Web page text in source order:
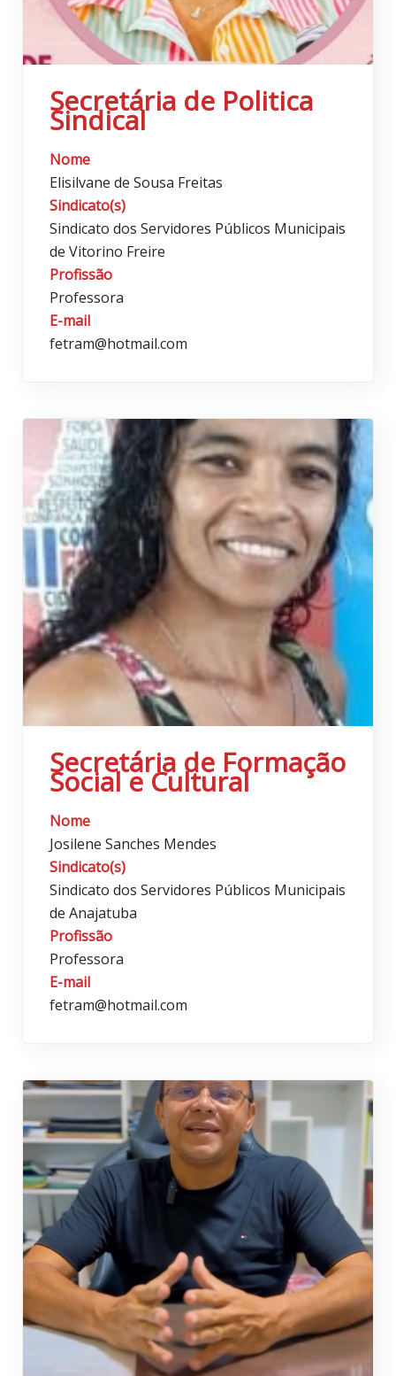
Secretária de Politica
Sindical
Nome
Elisilvane de Sousa Freitas
Sindicato(s)
Sindicato dos Servidores Públicos Municipais
de Vitorino Freire
Profissão
Professora
E-mail
fetram@hotmail.com
Secretária de Formação
Social e Cultural
Nome
Josilene Sanches Mendes
Sindicato(s)
Sindicato dos Servidores Públicos Municipais
de Anajatuba
Profissão
Professora
E-mail
fetram@hotmail.com